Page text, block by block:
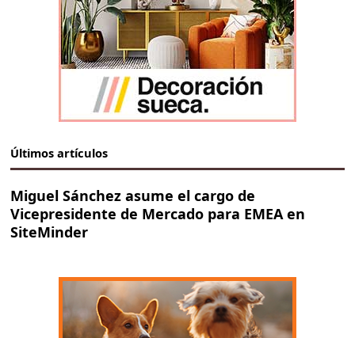
Últimos artículos
Miguel Sánchez asume el cargo de
Vicepresidente de Mercado para EMEA en
SiteMinder